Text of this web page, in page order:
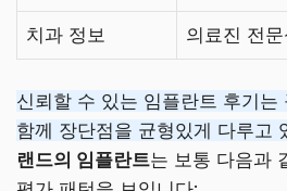
치과 정보 의료진 전
신뢰할 수 있는 임플란트 후기는
함께 장단점을 균형있게 다루고
랜드의 임플란트는 보통 다음과